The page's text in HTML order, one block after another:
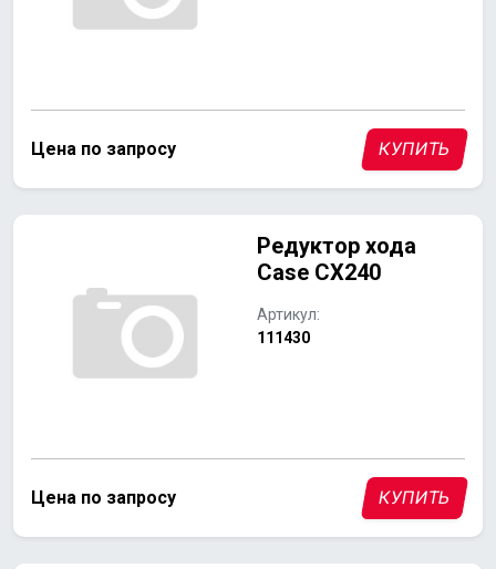
Цена по запросу КУПИТЬ
Редуктор хода
Case CX240
Артикул:
111430
Цена по запросу КУПИТЬ